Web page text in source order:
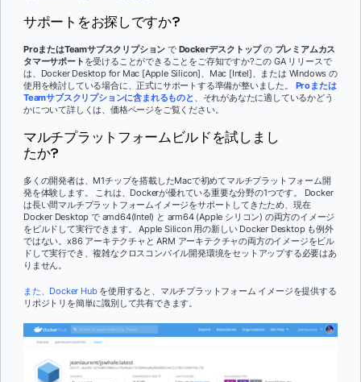
サポートをお探しですか?
ProまたはTeamサブスクリプション でDockerデスクトップの プレミアムカス
タマーサポート を受けることができることをご存知ですか?この GA リリースで
は、Docker Desktop for Mac [Apple Silicon]、Mac [Intel]、または Windows の
使用を検討している場合に、正式にサポートする準備が整いました。 Proまたは
Teamサブスクリプションに含まれるものと
、それがあなたに適しているかどう
かについて詳しくは、価格ページをご覧ください。
マルチプラットフォームビルドを試しまし
たか?
多くの開発者は、M1チップを搭載したMacで初めてマルチプラットフォーム開
発を体験します。 これは、Dockerが優れている重要な分野の1つです。 Docker
は長い間マルチプラットフォームイメージをサポートしてきたため、現在
Docker Desktop で amd64(Intel) と arm64 (Apple シリコン) の両方のイメージ
をビルドして実行できます。 Apple Silicon 用の新しい Docker Desktop も例外
ではない。x86 アーキテクチャと ARM アーキテクチャの両方のイメージをビル
ドして実行でき、複雑なクロスコンパイル開発環境をセットアップする必要はあ
りません。
また、Docker Hubを使用すると、マルチプラットフォーム イメージを提供する
リポジトリを簡単に識別して共有できます。